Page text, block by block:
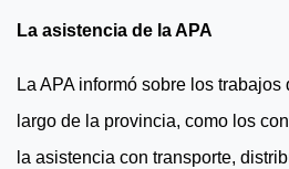
La asistencia de la APA
La APA informó sobre los
largo de la provincia, como los
la asistencia con transporte,